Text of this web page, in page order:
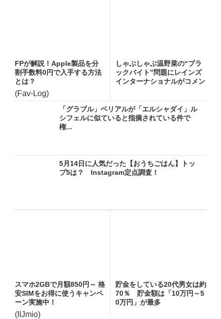
FPが解説！Apple製品を分
割手数料0円で入手する方法
とは？
(Fav-Log)
しゃぶしゃぶ温野菜の“ブラ
ックバイト”問題にレインズ
インターナショナルがコメン
「グラブル」ベリアルが「エルシャダイ」ル
シフェルに似ていると指摘されている件で
権...
5月14日に人気だった【おうちごはん】トッ
プ5は？ Instagram定点調査！
スマホ2GBで月額850円～ 格
安SIMをお得に使うキャンペ
ーン実施中！
(IIJmio)
貯金をしている20代男女は約
70％ 貯金額は「10万円～5
0万円」が最多